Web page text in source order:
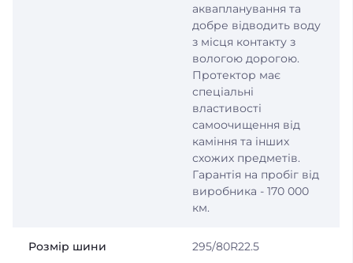
аквапланування та
добре відводить воду
з місця контакту з
вологою дорогою.
Протектор має
спеціальні
властивості
самоочищення від
каміння та інших
схожих предметів.
Гарантія на пробіг від
виробника - 170 000
км.
Розмір шини 295/80R22.5